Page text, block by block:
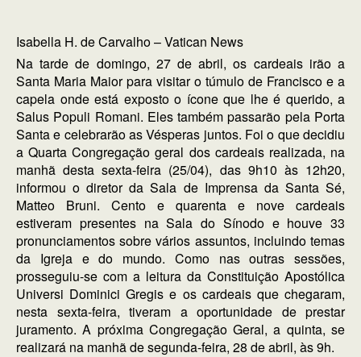
Isabella H. de Carvalho – Vatican News
Na tarde de domingo, 27 de abril, os cardeais irão a
Santa Maria Maior para visitar o túmulo de Francisco e a
capela onde está exposto o ícone que lhe é querido, a
Salus Populi Romani. Eles também passarão pela Porta
Santa e celebrarão as Vésperas juntos. Foi o que decidiu
a Quarta Congregação geral dos cardeais realizada, na
manhã desta sexta-feira (25/04), das 9h10 às 12h20,
informou o diretor da Sala de Imprensa da Santa Sé,
Matteo Bruni. Cento e quarenta e nove cardeais
estiveram presentes na Sala do Sínodo e houve 33
pronunciamentos sobre vários assuntos, incluindo temas
da Igreja e do mundo. Como nas outras sessões,
prosseguiu-se com a leitura da Constituição Apostólica
Universi Dominici Gregis e os cardeais que chegaram,
nesta sexta-feira, tiveram a oportunidade de prestar
juramento. A próxima Congregação Geral, a quinta, se
realizará na manhã de segunda-feira, 28 de abril, às 9h.